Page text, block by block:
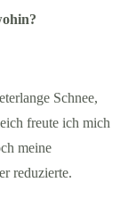
Schnee,
freute ich mich
meine
reduzierte.